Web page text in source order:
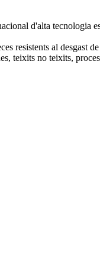
d'alta tecnologia
resistents al desgast
teixits no teixits,